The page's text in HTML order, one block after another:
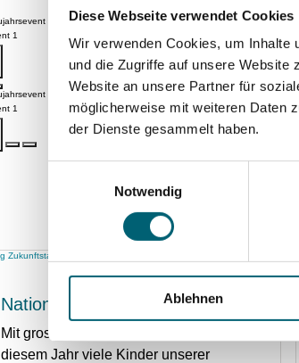
Diese Webseite verwendet Cookies
Wir verwenden Cookies, um Inhalte
und die Zugriffe auf unsere Website
Website an unsere Partner für
möglicherweise mit weiteren Daten
der Dienste gesammelt haben.
Notwendig
Ablehnen
Nationaler Zukunftstag 2025
Mit grosser Freude dürfen wir auch in
diesem Jahr viele Kinder unserer